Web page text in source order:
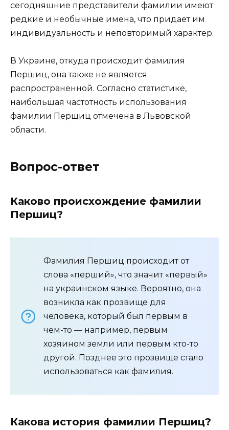
сегодняшние представители фамилии имеют
редкие и необычные имена, что придает им
индивидуальность и неповторимый характер.
В Украине, откуда происходит фамилия
Першиц, она также не является
распространенной. Согласно статистике,
наибольшая частотность использования
фамилии Першиц отмечена в Львовской
области.
Вопрос-ответ
Каково происхождение фамилии
Першиц?
Фамилия Першиц происходит от
слова «перший», что значит «первый»
на украинском языке. Вероятно, она
возникла как прозвище для
человека, который был первым в
чем-то — например, первым
хозяином земли или первым кто-то
другой. Позднее это прозвище стало
использоваться как фамилия.
Какова история фамилии Першиц?